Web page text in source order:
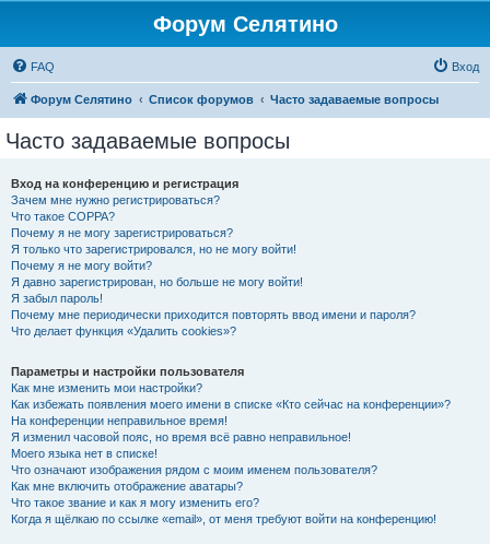
Форум Селятино
FAQ Вход
Форум Селятино Список форумов Часто задаваемые вопросы
Часто задаваемые вопросы
Вход на конференцию и регистрация
Зачем мне нужно регистрироваться?
Что такое COPPA?
Почему я не могу зарегистрироваться?
Я только что зарегистрировался, но не могу войти!
Почему я не могу войти?
Я давно зарегистрирован, но больше не могу войти!
Я забыл пароль!
Почему мне периодически приходится повторять ввод имени и пароля?
Что делает функция «Удалить cookies»?
Параметры и настройки пользователя
Как мне изменить мои настройки?
Как избежать появления моего имени в списке «Кто сейчас на конференции»?
На конференции неправильное время!
Я изменил часовой пояс, но время всё равно неправильное!
Моего языка нет в списке!
Что означают изображения рядом с моим именем пользователя?
Как мне включить отображение аватары?
Что такое звание и как я могу изменить его?
Когда я щёлкаю по ссылке «email», от меня требуют войти на конференцию!